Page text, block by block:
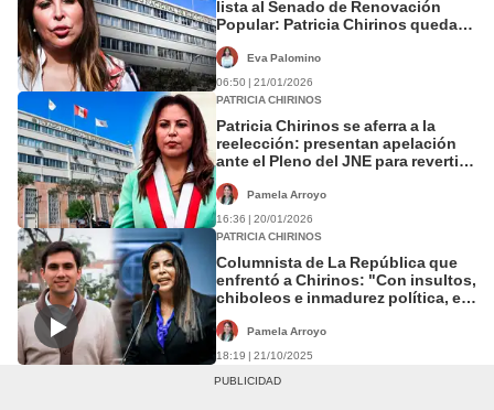
lista al Senado de Renovación
Popular: Patricia Chirinos queda
Eva Palomino
06:50 | 21/01/2026
PATRICIA CHIRINOS
Patricia Chirinos se aferra a la
reelección: presentan apelación
ante el Pleno del JNE para revertir
Pamela Arroyo
16:36 | 20/01/2026
PATRICIA CHIRINOS
Columnista de La República que
enfrentó a Chirinos: "Con insultos,
chiboleos e inmadurez política, el
Pamela Arroyo
18:19 | 21/10/2025